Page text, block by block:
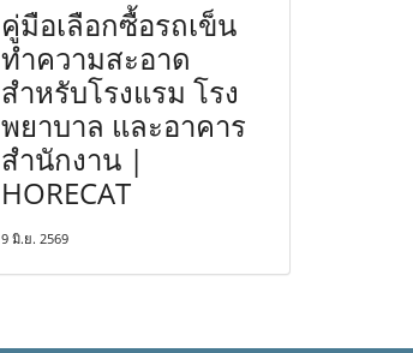
คู่มือเลือกซื้อรถเข็น
ทำความสะอาด
สำหรับโรงแรม โรง
พยาบาล และอาคาร
สำนักงาน |
HORECAT
9 มิ.ย. 2569